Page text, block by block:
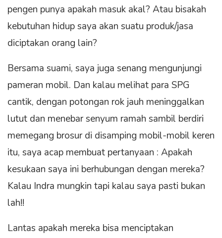
pengen punya apakah masuk akal? Atau bisakah
kebutuhan hidup saya akan suatu produk/jasa
diciptakan orang lain?
Bersama suami, saya juga senang mengunjungi
pameran mobil. Dan kalau melihat para SPG
cantik, dengan potongan rok jauh meninggalkan
lutut dan menebar senyum ramah sambil berdiri
memegang brosur di disamping mobil-mobil keren
itu, saya acap membuat pertanyaan : Apakah
kesukaan saya ini berhubungan dengan mereka?
Kalau Indra mungkin tapi kalau saya pasti bukan
lah!!
Lantas apakah mereka bisa menciptakan